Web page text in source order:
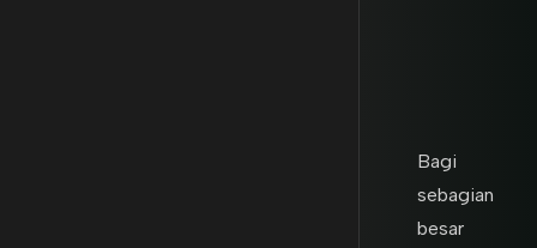
Bagi
sebagian
besar